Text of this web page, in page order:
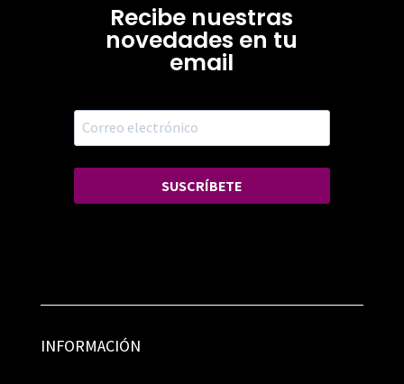
Recibe nuestras
novedades en tu
email
SUSCRÍBETE
INFORMACIÓN